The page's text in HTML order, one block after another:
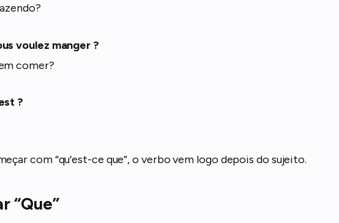
voulez manger ?
comer?
?
com “qu’est-ce que”, o verbo vem logo depois do sujeito.
“Que”